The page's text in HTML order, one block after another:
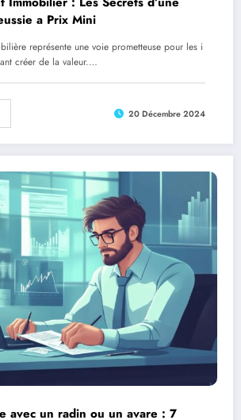
a Prix Mini
représente une voie prometteuse pour les i
créer de la valeur.…
20 Décembre 2024
avec un radin ou un avare : 7